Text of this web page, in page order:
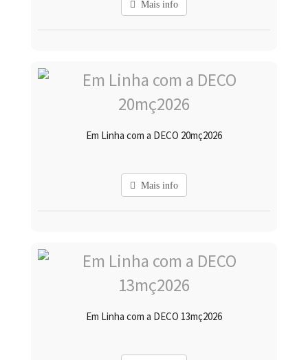
Mais info
Em Linha com a DECO 20mç2026
Mais info
Em Linha com a DECO 13mç2026